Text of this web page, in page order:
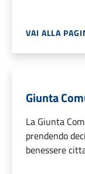
VAI ALLA
Giunta
La Giunta
prendendo
benessere